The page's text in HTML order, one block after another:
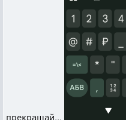
прекращай...